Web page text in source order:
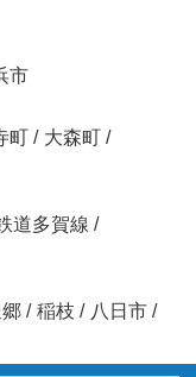
市
町 / 大森町 /
道多賀線 /
/ 稲枝 / 八日市 /